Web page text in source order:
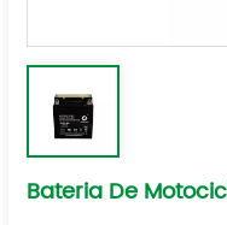
Bateria De